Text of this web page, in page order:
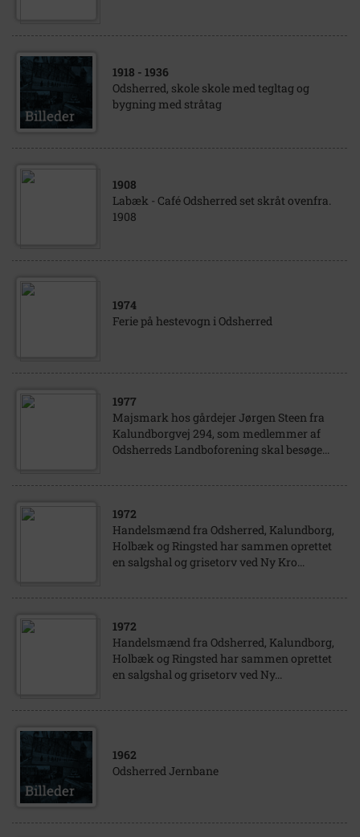
1918 - 1936
Odsherred, skole skole med tegltag og
bygning med stråtag
1908
Labæk - Café Odsherred set skråt ovenfra.
1908
1974
Ferie på hestevogn i Odsherred
1977
Majsmark hos gårdejer Jørgen Steen fra
Kalundborgvej 294, som medlemmer af
Odsherreds Landboforening skal besøge...
1972
Handelsmænd fra Odsherred, Kalundborg,
Holbæk og Ringsted har sammen oprettet
en salgshal og grisetorv ved Ny Kro...
1972
Handelsmænd fra Odsherred, Kalundborg,
Holbæk og Ringsted har sammen oprettet
en salgshal og grisetorv ved Ny...
1962
Odsherred Jernbane